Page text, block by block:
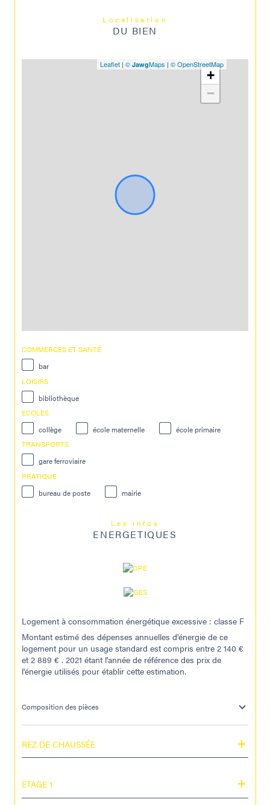
Localisation
DU BIEN
+
−
Leaflet | © JawgMaps | © OpenStreetMap
COMMERCES ET SANTÉ
bar
LOISIRS
bibliothèque
ECOLES
collège
école maternelle
école primaire
TRANSPORTS
gare ferroviaire
PRATIQUE
bureau de poste
mairie
Les infos
ENERGETIQUES
Logement à consommation énergétique excessive : classe F
Montant estimé des dépenses annuelles d'énergie de ce
logement pour un usage standard est compris entre 2 140 €
et 2 889 € . 2021 étant l'année de référence des prix de
l'énergie utilisés pour établir cette estimation.
Composition des pièces
REZ DE CHAUSSÉE
ETAGE 1